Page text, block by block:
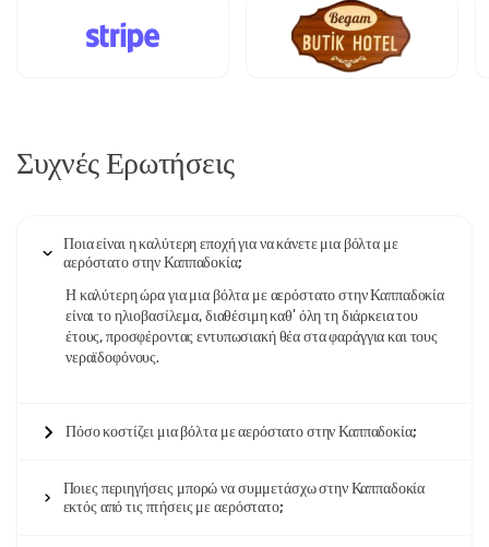
Συχνές Ερωτήσεις
Ποια είναι η καλύτερη εποχή για να κάνετε μια βόλτα με
αερόστατο στην Καππαδοκία;
Η καλύτερη ώρα για μια βόλτα με αερόστατο στην Καππαδοκία
είναι το ηλιοβασίλεμα, διαθέσιμη καθ' όλη τη διάρκεια του
έτους, προσφέροντας εντυπωσιακή θέα στα φαράγγια και τους
νεραϊδοφόνους.
Πόσο κοστίζει μια βόλτα με αερόστατο στην Καππαδοκία;
Ποιες περιηγήσεις μπορώ να συμμετάσχω στην Καππαδοκία
εκτός από τις πτήσεις με αερόστατο;